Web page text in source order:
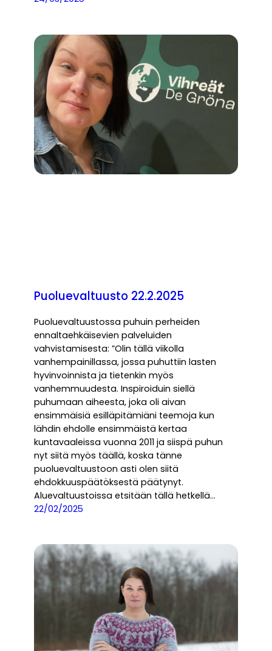
Puoluevaltuusto 22.2.2025
Puoluevaltuustossa puhuin perheiden
ennaltaehkäisevien palveluiden
vahvistamisesta: ”Olin tällä viikolla
vanhempainillassa, jossa puhuttiin lasten
hyvinvoinnista ja tietenkin myös
vanhemmuudesta. Inspiroiduin siellä
puhumaan aiheesta, joka oli aivan
ensimmäisiä esilläpitämiäni teemoja kun
lähdin ehdolle ensimmäistä kertaa
kuntavaaleissa vuonna 2011 ja siispä puhun
nyt siitä myös täällä, koska tänne
puoluevaltuustoon asti olen siitä
ehdokkuuspäätöksestä päätynyt.
Aluevaltuustoissa etsitään tällä hetkellä…
22/02/2025